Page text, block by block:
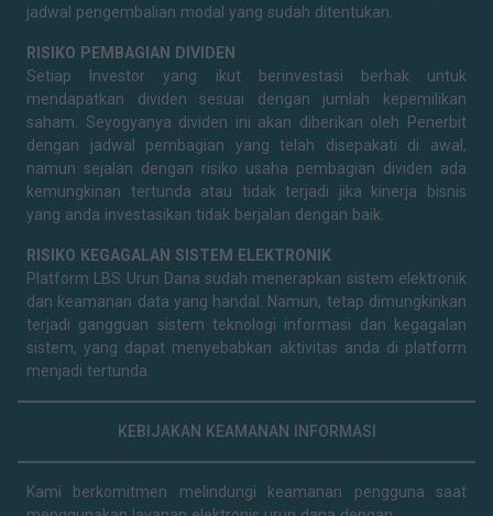
jadwal pengembalian modal yang sudah ditentukan.
RISIKO PEMBAGIAN DIVIDEN
Setiap Investor yang ikut berinvestasi berhak untuk
mendapatkan dividen sesuai dengan jumlah kepemilikan
saham. Seyogyanya dividen ini akan diberikan oleh Penerbit
dengan jadwal pembagian yang telah disepakati di awal,
namun sejalan dengan risiko usaha pembagian dividen ada
kemungkinan tertunda atau tidak terjadi jika kinerja bisnis
yang anda investasikan tidak berjalan dengan baik.
RISIKO KEGAGALAN SISTEM ELEKTRONIK
Platform LBS Urun Dana sudah menerapkan sistem elektronik
dan keamanan data yang handal. Namun, tetap dimungkinkan
terjadi gangguan sistem teknologi informasi dan kegagalan
sistem, yang dapat menyebabkan aktivitas anda di platform
menjadi tertunda.
KEBIJAKAN KEAMANAN INFORMASI
Kami berkomitmen melindungi keamanan pengguna saat